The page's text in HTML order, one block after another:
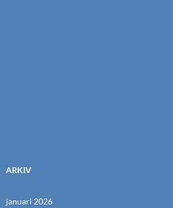
ARKIV
januari 2026